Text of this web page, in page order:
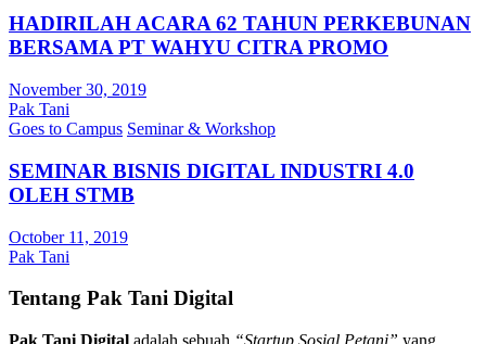
HADIRILAH ACARA 62 TAHUN PERKEBUNAN
BERSAMA PT WAHYU CITRA PROMO
November 30, 2019
Pak Tani
Goes to Campus Seminar & Workshop
SEMINAR BISNIS DIGITAL INDUSTRI 4.0
OLEH STMB
October 11, 2019
Pak Tani
Tentang Pak Tani Digital
Pak Tani Digital adalah sebuah “Startup Sosial Petani” yang